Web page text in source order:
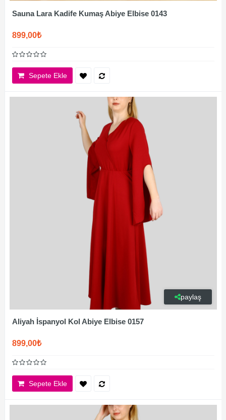
Sauna Lara Kadife Kumaş Abiye Elbise 0143
899,00₺
Sepete Ekle
paylaş
Aliyah İspanyol Kol Abiye Elbise 0157
899,00₺
Sepete Ekle